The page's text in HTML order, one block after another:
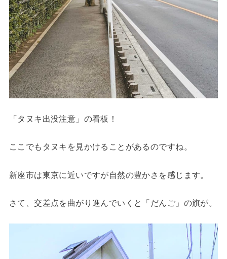
「タヌキ出没注意」の看板！
ここでもタヌキを見かけることがあるのですね。
新座市は東京に近いですが自然の豊かさを感じます。
さて、交差点を曲がり進んでいくと「だんご」の旗が。